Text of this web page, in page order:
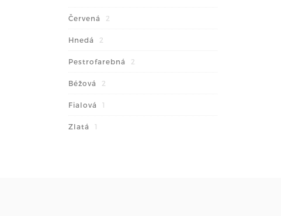
Červená 2
Hnedá 2
Pestrofarebná 2
Béžová 2
Fialová 1
Zlatá 1